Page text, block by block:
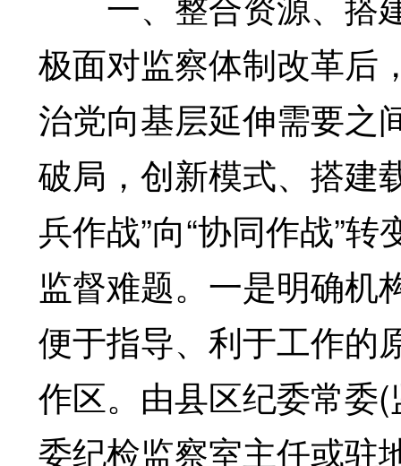
极面对监察体制改革后
治党向基层延伸需要之
破局，创新模式、搭建
兵作战”向“协同作战”
监督难题。一是明确机
便于指导、利于工作的
作区。由县区纪委常委
委纪检监察室主任或驻